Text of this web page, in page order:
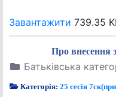
Завантажити 739.35
Про внесення
Батьківська
Категорія:25 сесія